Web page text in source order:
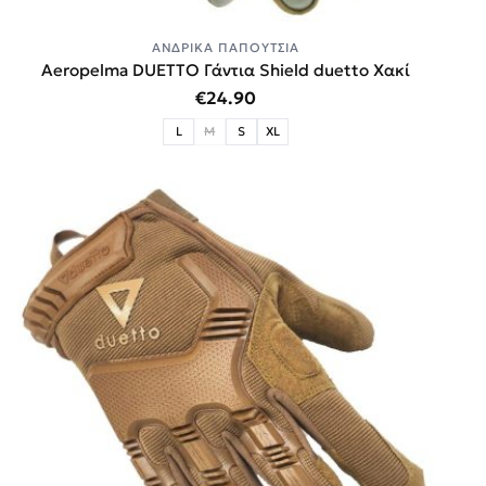
ΑΝΔΡΙΚΆ ΠΑΠΟΎΤΣΙΑ
Aeropelma DUETTO Γάντια Shield duetto Χακί
€24.90
L M S XL